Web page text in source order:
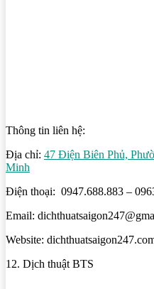
Thông tin liên hệ:
Địa chỉ: 47 Điện Biên Phủ,
Minh
Điện thoại: 0947.688.883 –
Email:
Website:
12. Dịch thuật BTS